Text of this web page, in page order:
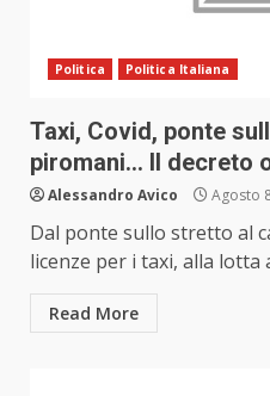
Politica Politica Italiana
Taxi, Covid, ponte
piromani… Il decreto
Alessandro Avico Agosto
Dal ponte sullo stretto al
licenze per i taxi, alla lotta
Read More